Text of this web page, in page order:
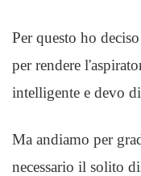
Per questo ho
per rendere
intelligente e devo
Ma andiamo per
necessario il solito